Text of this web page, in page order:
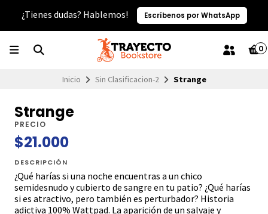
¿Tienes dudas? Hablemos! Escríbenos por WhatsApp
0
Inicio Sin Clasificacion-2 Strange
Strange
PRECIO
$21.000
DESCRIPCIÓN
¿Qué harías si una noche encuentras a un chico
semidesnudo y cubierto de sangre en tu patio? ¿Qué harías
si es atractivo, pero también es perturbador? Historia
adictiva 100% Wattpad. La aparición de un salvaje y